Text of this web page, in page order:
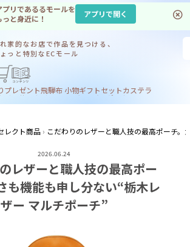
プリであるるモールを
っと身近に！
アプリで開く
家的なお店で作品を見つける、
っと特別なECモール
プレゼント飛騨布 小物ギフトセットカステラ
イト コーヒー ジンギスカン
レクト商品 こだわりのレザーと職人技の最高ポーチ。
2026.06.24
レザーと職人技の最高ポー
も機能も申し分ない“栃木レ
ザー マルチポーチ”